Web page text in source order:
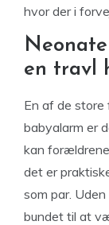
hvor der i
en travl
En af de store
babyalarm er
kan
det er
som par.
bundet til at